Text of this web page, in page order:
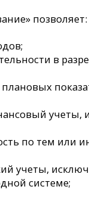
позволяет:
в
учеты,
по тем или
учеты,
системе;